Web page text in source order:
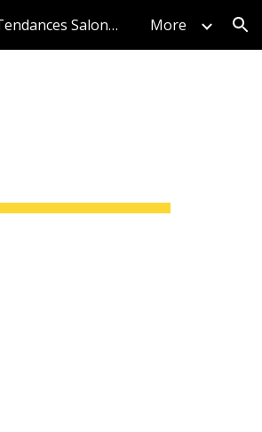
Nouvelles Tendances Salons 2026 en Précommande More